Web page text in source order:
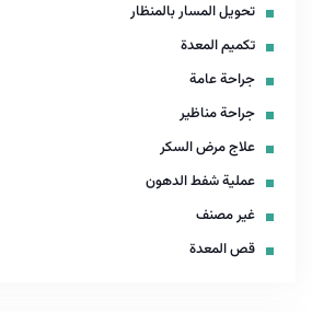
تحويل المسار بالمنظار
تكميم المعدة
جراحة عامة
جراحة مناظير
علاج مرض السكر
عملية شفط الدهون
غير مصنف
قص المعدة